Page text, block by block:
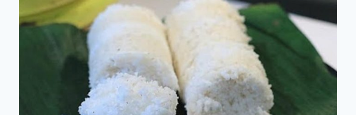
പാലപ്പം
കിട്ടാൻ
ഇതുപോലെ
ഉണ്ടാക്കി
നോക്കൂ!!
|
KERALA